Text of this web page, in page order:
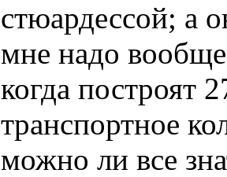
стюардессой; а
мне надо
когда построят
транспортное
можно ли все